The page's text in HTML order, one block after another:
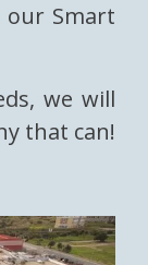
our Smart
we will
that can!